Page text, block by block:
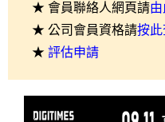
★ 會員聯絡人網頁請由
★ 公司會員資格請按
★ 評估申請